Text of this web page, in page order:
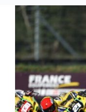
RACING
PROLONGE
MARTIN
RENAUDIN
COMME
PILOTE
DE
RÉSERVE